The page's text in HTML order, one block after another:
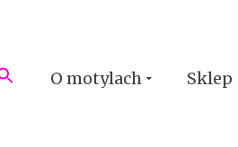
O motylach Sklep